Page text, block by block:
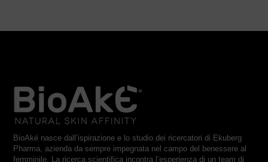
BioAké nasce dall’ispirazione e lo studio dei ricercatori di Ekuberg
Pharma, azienda da sempre impegnata nel campo del benessere al
femminile. La ricerca scientifica incontra l’esperienza di un team di